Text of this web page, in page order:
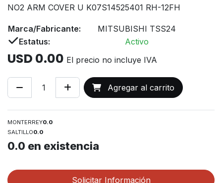
NO2 ARM COVER U K07S14525401 RH-12FH
Marca/Fabricante:
MITSUBISHI TSS24
Estatus:
Activo
USD 0.00 El precio no incluye IVA
Agregar al carrito
MONTERREY0.0
SALTILLO0.0
0.0 en existencia
Solicitar Información